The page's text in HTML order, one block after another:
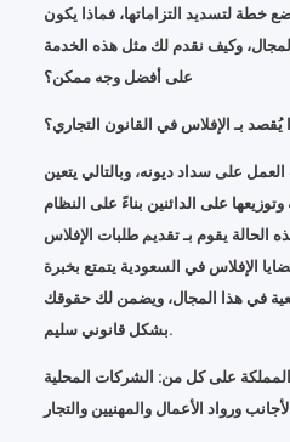
خطة لتسديد التزاماتها، فماذا يكون
وكيف نقدم لك مثل هذه الخدمة
على أفضل وجه ممكن؟
يُقصد بـ الإفلاس في القانون التجاري؟
على سداد ديونه، وبالتالي يتعين
على الدائنين بناءً على النظام
الحالة يقوم بـ تقديم طلبات الإفلاس
الإفلاس في السعودية يتمتع بخبرة
في هذا المجال، ويضمن لك حقوقك
بشكل قانوني سليم.
على كل من: الشركات المحلية